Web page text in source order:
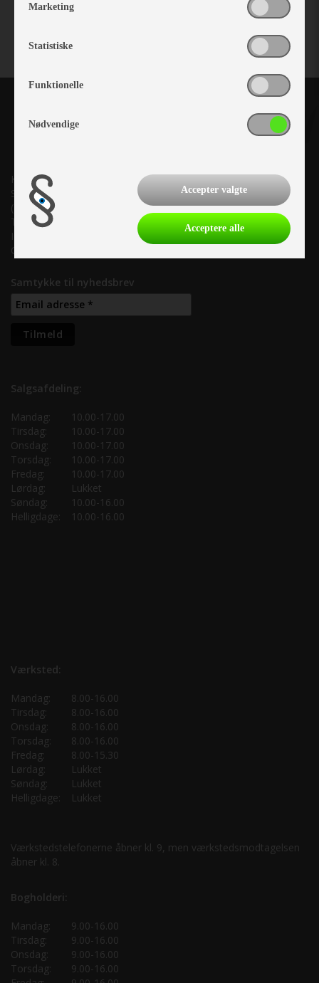
Kronjyllands Camping Center A/S
Suderholmen 10, 8960 Randers SØ
(Lige ud til Grenåvej)
Tlf. +45 87 10 98 70
Info@as-kcc.dk
CVR: 33 38 77 33
Samtykke til nyhedsbrev
Salgsafdeling:
Mandag:
10.00-17.00
Tirsdag:
10.00-17.00
Onsdag:
10.00-17.00
Torsdag:
10.00-17.00
Fredag:
10.00-17.00
Lørdag:
Lukket
Søndag:
10.00-16.00
Helligdage:
10.00-16.00
Værksted:
Mandag:
8.00-16.00
Tirsdag:
8.00-16.00
Onsdag:
8.00-16.00
Torsdag:
8.00-16.00
Fredag:
8.00-15.30
Lørdag:
Lukket
Søndag:
Lukket
Helligdage:
Lukket
Værkstedstelefonerne åbner kl. 9, men værkstedsmodtagelsen
åbner kl. 8.
Bogholderi:
Mandag:
9.00-16.00
Tirsdag:
9.00-16.00
Onsdag:
9.00-16.00
Torsdag:
9.00-16.00
Marketing
Statistiske
Funktionelle
Nødvendige
Accepter valgte
Acceptere alle